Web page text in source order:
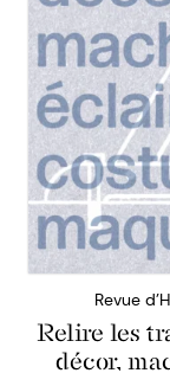
Revue
Relire les
décor,